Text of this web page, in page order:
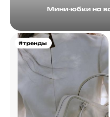
Мини-юбки на
#тренды